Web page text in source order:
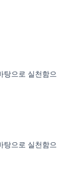
탕으로 실천함으
탕으로 실천함으